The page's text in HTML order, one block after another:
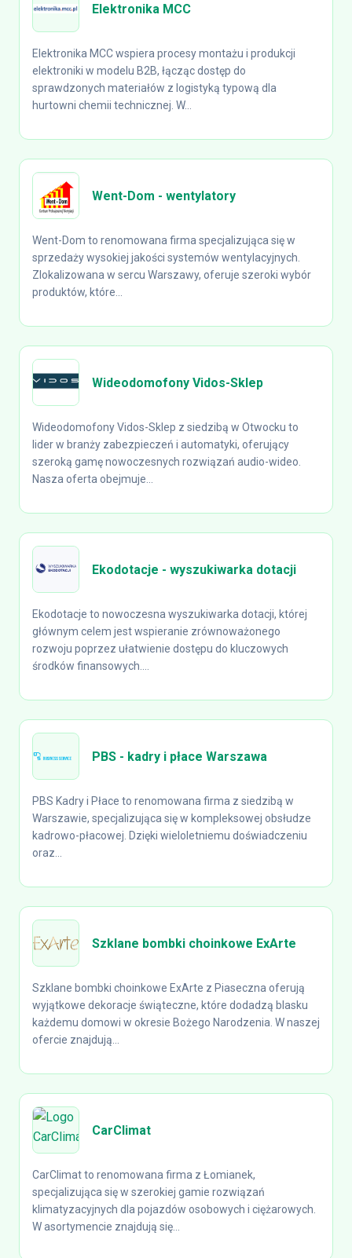
Elektronika MCC
Elektronika MCC wspiera procesy montażu i produkcji
elektroniki w modelu B2B, łącząc dostęp do
sprawdzonych materiałów z logistyką typową dla
hurtowni chemii technicznej. W...
Went-Dom - wentylatory
Went-Dom to renomowana firma specjalizująca się w
sprzedaży wysokiej jakości systemów wentylacyjnych.
Zlokalizowana w sercu Warszawy, oferuje szeroki wybór
produktów, które...
Wideodomofony Vidos-Sklep
Wideodomofony Vidos-Sklep z siedzibą w Otwocku to
lider w branży zabezpieczeń i automatyki, oferujący
szeroką gamę nowoczesnych rozwiązań audio-wideo.
Nasza oferta obejmuje...
Ekodotacje - wyszukiwarka dotacji
Ekodotacje to nowoczesna wyszukiwarka dotacji, której
głównym celem jest wspieranie zrównoważonego
rozwoju poprzez ułatwienie dostępu do kluczowych
środków finansowych....
PBS - kadry i płace Warszawa
PBS Kadry i Płace to renomowana firma z siedzibą w
Warszawie, specjalizująca się w kompleksowej obsłudze
kadrowo-płacowej. Dzięki wieloletniemu doświadczeniu
oraz...
Szklane bombki choinkowe ExArte
Szklane bombki choinkowe ExArte z Piaseczna oferują
wyjątkowe dekoracje świąteczne, które dodadzą blasku
każdemu domowi w okresie Bożego Narodzenia. W naszej
ofercie znajdują...
CarClimat
CarClimat to renomowana firma z Łomianek,
specjalizująca się w szerokiej gamie rozwiązań
klimatyzacyjnych dla pojazdów osobowych i ciężarowych.
W asortymencie znajdują się...